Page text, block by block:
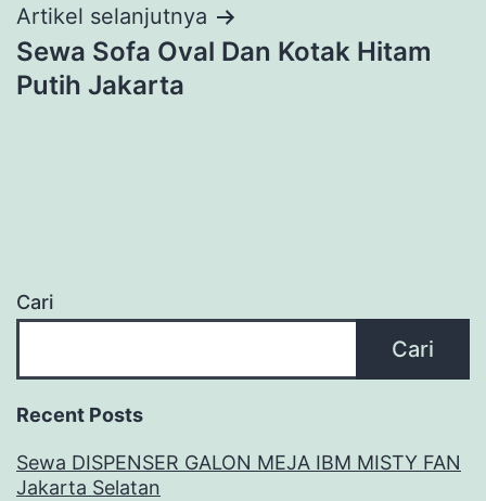
Artikel selanjutnya
Sewa Sofa Oval Dan Kotak Hitam
Putih Jakarta
Cari
Cari
Recent Posts
Sewa DISPENSER GALON MEJA IBM MISTY FAN
Jakarta Selatan